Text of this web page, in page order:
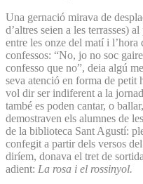
Una gernació mirava de
d’altres seien a les terrasses)
entre les onze del matí i
confessos: “No, jo no soc
confesso que no”, deia algú
seva atenció en forma de
vol dir ser indiferent a la
també es poden cantar, o
demostraven els alumnes de
de la biblioteca Sant Agustí:
confegit a partir dels versos
diríem, donava el tret de
adient: La rosa i el rossinyol.